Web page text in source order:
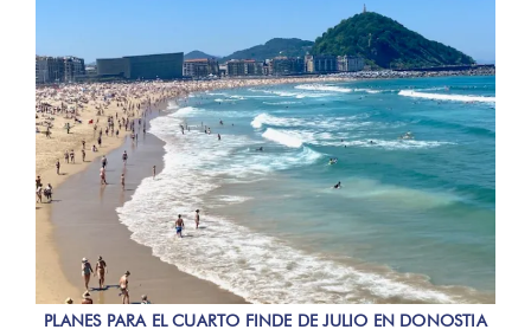
PLANES PARA EL CUARTO FINDE DE JULIO EN DONOSTIA